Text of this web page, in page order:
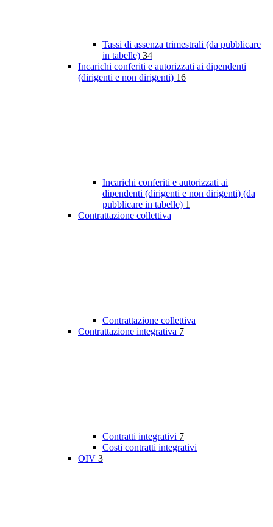
Tassi di assenza trimestrali (da pubblicare
in tabelle) 34
Incarichi conferiti e autorizzati ai dipendenti
(dirigenti e non dirigenti) 16
Incarichi conferiti e autorizzati ai
dipendenti (dirigenti e non dirigenti) (da
pubblicare in tabelle) 1
Contrattazione collettiva
Contrattazione collettiva
Contrattazione integrativa 7
Contratti integrativi 7
Costi contratti integrativi
OIV 3